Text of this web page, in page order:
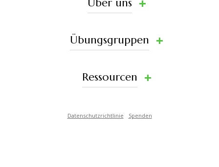
Über uns
Übungsgruppen
Ressourcen
Datenschutzrichtlinie Spenden